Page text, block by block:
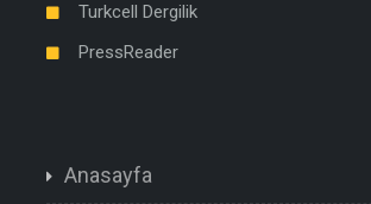
Turkcell Dergilik
PressReader
Anasayfa